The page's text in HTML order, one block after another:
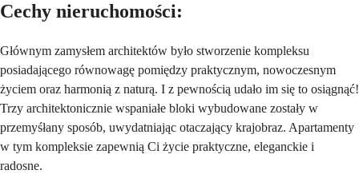
Cechy nieruchomości:
Głównym zamysłem architektów było stworzenie kompleksu
posiadającego równowagę pomiędzy praktycznym, nowoczesnym
życiem oraz harmonią z naturą. I z pewnością udało im się to osiągnąć!
Trzy architektonicznie wspaniałe bloki wybudowane zostały w
przemyśłany sposób, uwydatniając otaczający krajobraz. Apartamenty
w tym kompleksie zapewnią Ci życie praktyczne, eleganckie i
radosne.